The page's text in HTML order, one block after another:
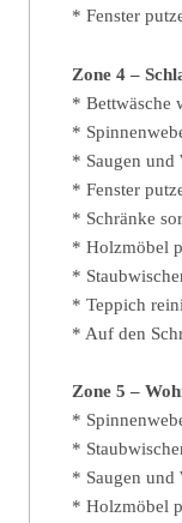
* Fenster
Zone 4 –
* Bettwäsche
*
* Saugen und
* Fenster
* Schränke
* Holzmöbel
*
* Teppich
* Auf den
Zone 5 –
*
*
* Saugen und
* Holzmöbel